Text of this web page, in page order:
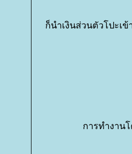
ก็นำเงินส่วนตัวโปะเ
การทำงาน